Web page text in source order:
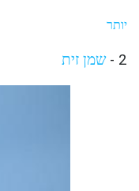
יותר
2 - שמן זית